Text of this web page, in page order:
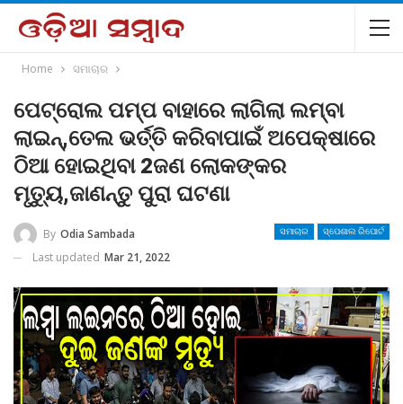
Home ସମାଚାର
ପେଟ୍ରୋଲ ପମ୍ପ ବାହାରେ ଲାଗିଲା ଲମ୍ବା
ଲାଇନ୍,ତେଲ ଭର୍ତ୍ତି କରିବାପାଇଁ ଅପେକ୍ଷାରେ
ଠିଆ ହୋଇଥିବା 2ଜଣ ଲୋକଙ୍କର
ମୃତ୍ୟୁ,ଜାଣନ୍ତୁ ପୁରା ଘଟଣା
ସମାଚାର ସ୍ପେଶାଲ ରିପୋର୍ଟ
By Odia Sambada
Last updated Mar 21, 2022